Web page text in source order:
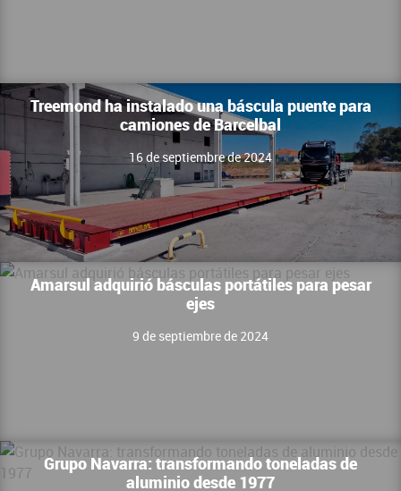
Treemond ha instalado una báscula puente para
camiones de Barcelbal
16 de septiembre de 2024
Amarsul adquirió básculas portátiles para pesar
ejes
9 de septiembre de 2024
Grupo Navarra: transformando toneladas de
aluminio desde 1977